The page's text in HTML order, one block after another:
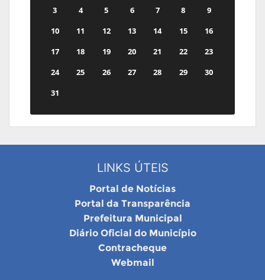
3
4 5 6 7 8
9
10
11 12 13 14 15
16
17
18 19 20 21 22
23
24
25 26 27 28 29
30
31
LINKS ÚTEIS
Portal de Notícias
Portal da Transparência
Prefeitura Municipal
Diário Oficial do Município
Contracheque
Webmail